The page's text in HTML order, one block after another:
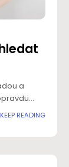
a
KEEP READING